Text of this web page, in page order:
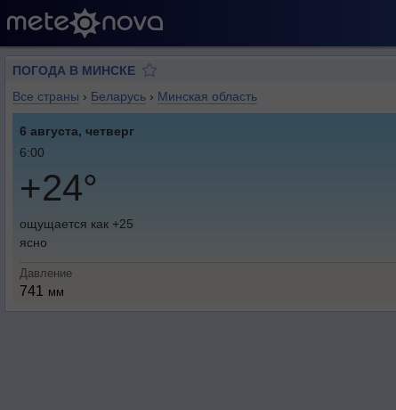
ПОГОДА В МИНСКЕ
Все страны › Беларусь › Минская область
6 августа, четверг
6:00
+24°
ощущается как +25
ясно
Давление
741 мм